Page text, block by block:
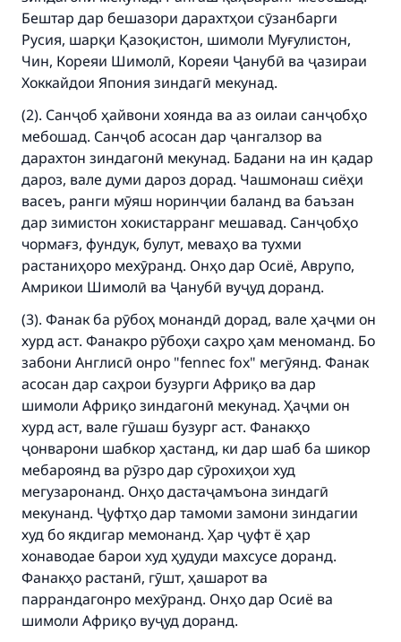
Бештар дар бешазори дарахтҳои сӯзанбарги
Русия, шарқи Қазоқистон, шимоли Муғулистон,
Чин, Кореяи Шимолӣ, Кореяи Ҷанубӣ ва ҷазираи
Хоккайдои Япония зиндагӣ мекунад.
(2). Санҷоб ҳайвони хоянда ва аз оилаи санҷобҳо
мебошад. Санҷоб асосан дар ҷангалзор ва
дарахтон зиндагонӣ мекунад. Бадани на ин қадар
дароз, вале думи дароз дорад. Чашмонаш сиёҳи
васеъ, ранги мӯяш норинҷии баланд ва баъзан
дар зимистон хокистарранг мешавад. Санҷобҳо
чормағз, фундук, булут, меваҳо ва тухми
растаниҳоро мехӯранд. Онҳо дар Осиё, Аврупо,
Амрикои Шимолӣ ва Ҷанубӣ вуҷуд доранд.
(3). Фанак ба рӯбоҳ монандӣ дорад, вале ҳаҷми он
хурд аст. Фанакро рӯбоҳи саҳро ҳам меноманд. Бо
забони Англисӣ онро "fennec fox" мегӯянд. Фанак
асосан дар саҳрои бузурги Африқо ва дар
шимоли Африқо зиндагонӣ мекунад. Ҳаҷми он
хурд аст, вале гӯшаш бузург аст. Фанакҳо
ҷонварони шабкор ҳастанд, ки дар шаб ба шикор
мебароянд ва рӯзро дар сӯрохиҳои худ
мегузаронанд. Онҳо дастаҷамъона зиндагӣ
мекунанд. Ҷуфтҳо дар тамоми замони зиндагии
худ бо якдигар мемонанд. Ҳар ҷуфт ё ҳар
хонаводае барои худ ҳудуди махсусе доранд.
Фанакҳо растанӣ, гӯшт, ҳашарот ва
паррандагонро мехӯранд. Онҳо дар Осиё ва
шимоли Африқо вуҷуд доранд.
good will earn the same reward as those who
do it."
(MUSLIM, 1893)
Support IslamQA